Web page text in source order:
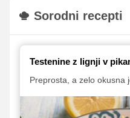
Sorodni recepti
Testenine z lignji v
Preprosta, a zelo okusna